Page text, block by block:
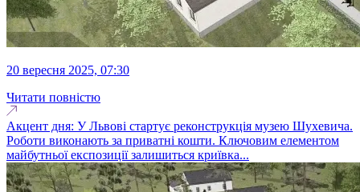
20 вересня 2025, 07:30
Читати повністю
Акцент дня: У Львові стартує реконструкція музею Шухевича.
Роботи виконають за приватні кошти. Ключовим елементом
майбутньої експозиції залишиться криївка...